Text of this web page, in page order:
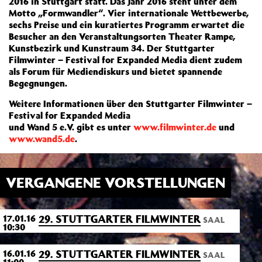
Motto „Formwandler“. Vier internationale Wettbewerbe,
sechs Preise und ein kuratiertes Programm erwartet die
Besucher an den Veranstaltungsorten Theater Rampe,
Kunstbezirk und Kunstraum 34. Der Stuttgarter
Filmwinter – Festival for Expanded Media dient zudem
als Forum für Mediendiskurs und bietet spannende
Begegnungen.
Weitere Informationen über den Stuttgarter Filmwinter –
Festival for Expanded Media
und Wand 5 e.V. gibt es unter www.filmwinter.de und
www.wand5.de.
VERGANGENE VORSTELLUNGEN
17.01.16
10:30
29. STUTTGARTER FILMWINTER SAAL
16.01.16 29. STUTTGARTER FILMWINTER SAAL